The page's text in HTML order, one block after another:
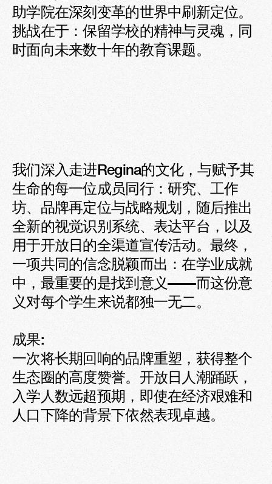
助学院在深刻变革的世界中刷新定位。
挑战在于：保留学校的精神与灵魂，同
时面向未来数十年的教育课题。
我们深入走进Regina的文化，与赋予其
生命的每一位成员同行：研究、工作
坊、品牌再定位与战略规划，随后推出
全新的视觉识别系统、表达平台，以及
用于开放日的全渠道宣传活动。最终，
一项共同的信念脱颖而出：在学业成就
中，最重要的是找到意义——而这份意
义对每个学生来说都独一无二。
成果:
一次将长期回响的品牌重塑，获得整个
生态圈的高度赞誉。开放日人潮踊跃，
入学人数远超预期，即使在经济艰难和
人口下降的背景下依然表现卓越。